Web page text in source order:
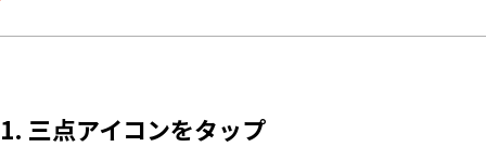
1. 三点アイコンをタップ